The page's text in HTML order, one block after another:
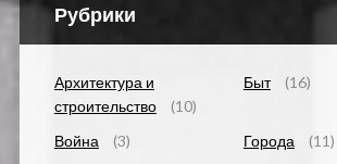
Рубрики
Архитектура и
строительство
(10)
Быт (16)
Война (3) Города
(11)